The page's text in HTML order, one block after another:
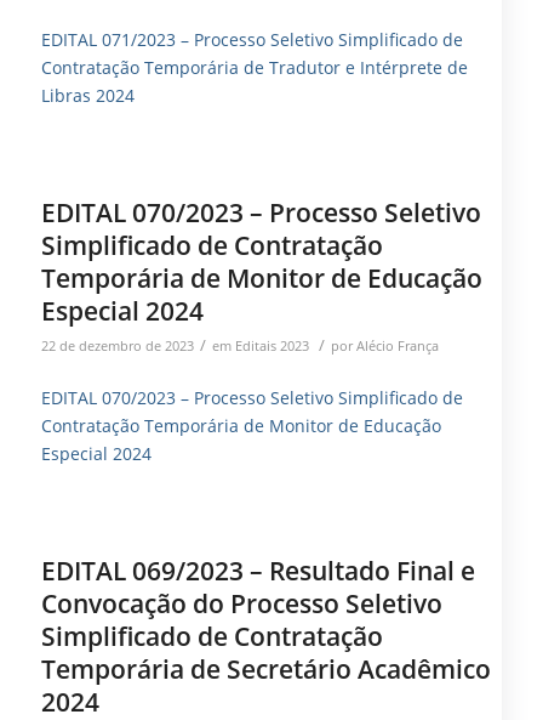
EDITAL 071/2023 – Processo Seletivo Simplificado de
Contratação Temporária de Tradutor e Intérprete de
Libras 2024
EDITAL 070/2023 – Processo Seletivo
Simplificado de Contratação
Temporária de Monitor de Educação
Especial 2024
22 de dezembro de 2023 / em Editais 2023 / porAlécio França
EDITAL 070/2023 – Processo Seletivo Simplificado de
Contratação Temporária de Monitor de Educação
Especial 2024
EDITAL 069/2023 – Resultado Final e
Convocação do Processo Seletivo
Simplificado de Contratação
Temporária de Secretário Acadêmico
2024